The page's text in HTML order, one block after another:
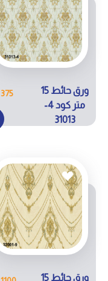
ورق حائط 15
متر كود 4-
31013
375 ج.م
ورق حائط 15